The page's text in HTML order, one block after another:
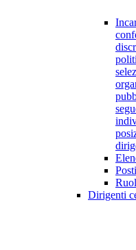
Dirigenti